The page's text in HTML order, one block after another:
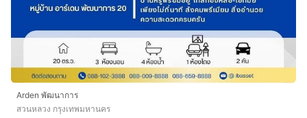
Arden พัฒนาการ
สวนหลวง กรุงเทพมหานคร